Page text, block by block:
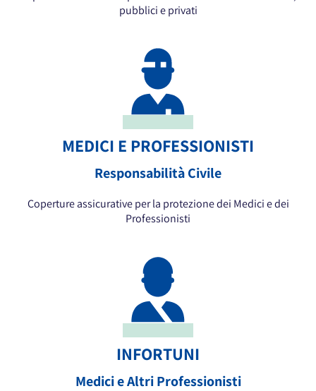
pubblici e privati
MEDICI E PROFESSIONISTI
Responsabilità Civile
Coperture assicurative per la protezione dei Medici e dei
Professionisti
INFORTUNI
Medici e Altri Professionisti